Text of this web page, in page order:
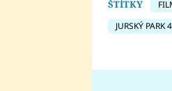
ŠTÍTKY
JURSKÝ PARK 4